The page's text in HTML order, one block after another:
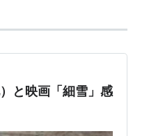
、完全な客観小説とな
ピソードをつみかさ
かれている。近代日本
社）
と映画「細雪」感